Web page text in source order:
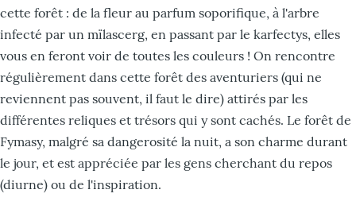
cette forêt : de la fleur au parfum soporifique, à l'arbre
infecté par un mïlascerg, en passant par le karfectys, elles
vous en feront voir de toutes les couleurs ! On rencontre
régulièrement dans cette forêt des aventuriers (qui ne
reviennent pas souvent, il faut le dire) attirés par les
différentes reliques et trésors qui y sont cachés. Le forêt de
Fymasy, malgré sa dangerosité la nuit, a son charme durant
le jour, et est appréciée par les gens cherchant du repos
(diurne) ou de l'inspiration.